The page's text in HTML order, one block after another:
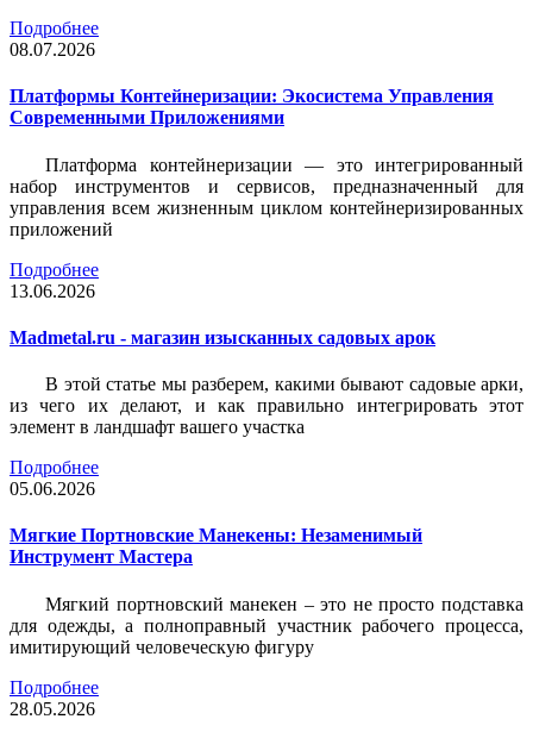
Подробнее
08.07.2026
Платформы Контейнеризации: Экосистема Управления
Современными Приложениями
Платформа контейнеризации — это интегрированный
набор инструментов и сервисов, предназначенный для
управления всем жизненным циклом контейнеризированных
приложений
Подробнее
13.06.2026
Madmetal.ru - магазин изысканных садовых арок
В этой статье мы разберем, какими бывают садовые арки,
из чего их делают, и как правильно интегрировать этот
элемент в ландшафт вашего участка
Подробнее
05.06.2026
Мягкие Портновские Манекены: Незаменимый
Инструмент Мастера
Мягкий портновский манекен – это не просто подставка
для одежды, а полноправный участник рабочего процесса,
имитирующий человеческую фигуру
Подробнее
28.05.2026